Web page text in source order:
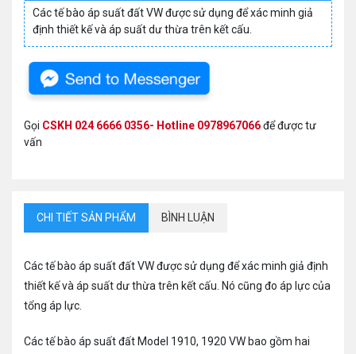
Các tế bào áp suất đất VW được sử dụng để xác minh giả
định thiết kế và áp suất dư thừa trên kết cấu.
Gọi CSKH 024 6666 0356- Hotline 0978967066để được tư
vấn
CHI TIẾT SẢN PHẨM BÌNH LUẬN
Các tế bào áp suất đất VW được sử dụng để xác minh giả định
thiết kế và áp suất dư thừa trên kết cấu. Nó cũng đo áp lực của
tổng áp lực.
Các tế bào áp suất đất Model 1910, 1920 VW bao gồm hai